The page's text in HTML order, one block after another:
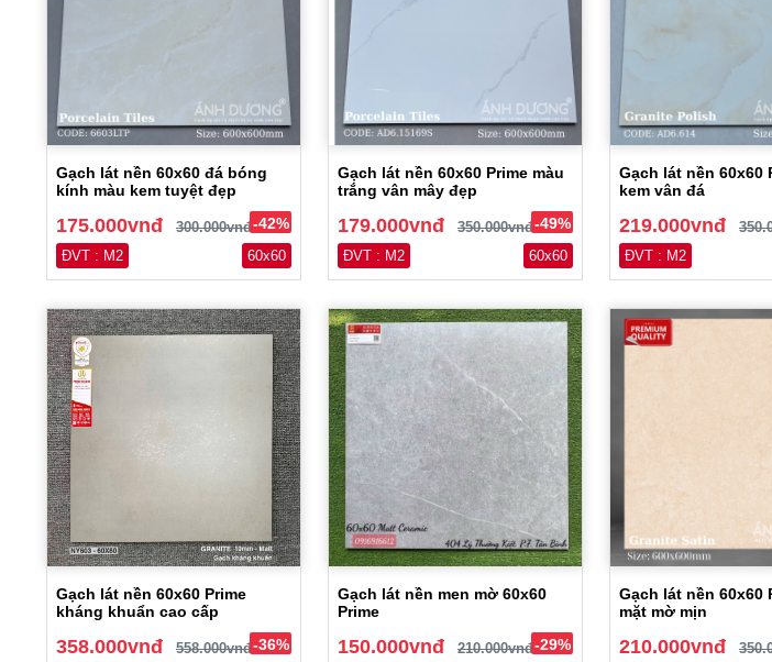
Gạch lát nền 60x60 đá bóng
kính màu kem tuyệt đẹp
175.000vnđ 300.000vnđ -42%
ĐVT : M2 60x60
Gạch lát nền 60x60 Prime màu
trắng vân mây đẹp
179.000vnđ 350.000vnđ -49%
ĐVT : M2 60x60
Gạch lát nền 60x60
kem vân đá
219.000vnđ
ĐVT : M2
Gạch lát nền 60x60 Prime
kháng khuẩn cao cấp
358.000vnđ 558.000vnđ -36%
Gạch lát nền men mờ 60x60
Prime
150.000vnđ 210.000vnđ -29%
Gạch lát nền 60x60
mặt mờ mịn
210.000vnđ